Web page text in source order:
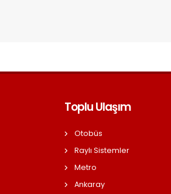
Toplu Ulaşım
Otobüs
Raylı Sistemler
Metro
Ankaray